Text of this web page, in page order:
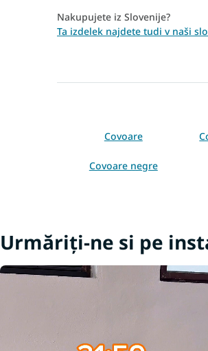
Nakupujete iz Slovenije?
Ta izdelek najdete tudi v naši
Covoare
Covoare negre
Urmăriți-ne si pe